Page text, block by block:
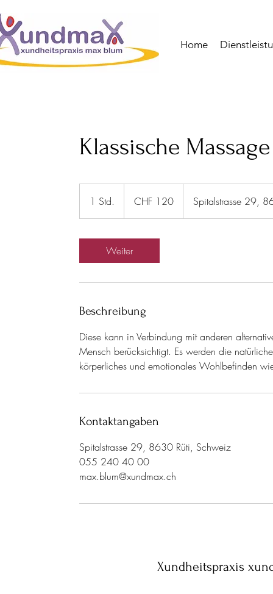
Home
Klassische Massage
1 Std.
S
d
Franken
CHF 120 Spitalstrasse 29,
Weiter
Beschreibung
Diese kann in Verbindung mit anderen
Mensch berücksichtigt. Es werden die
körperliches und emotionales Wohlbefinden
Kontaktangaben
Spitalstrasse 29, 8630 Rüti, Schweiz
055 240 40 00
max.blum@xundmax.ch
Xundheitspraxis